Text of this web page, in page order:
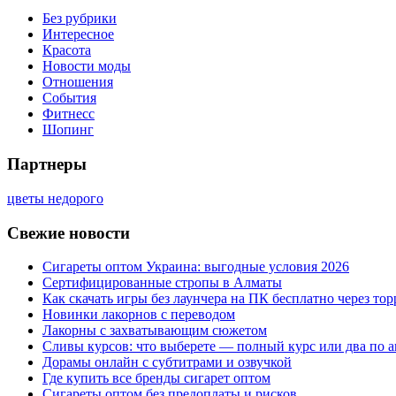
Без рубрики
Интересное
Красота
Новости моды
Отношения
События
Фитнесс
Шопинг
Партнеры
цветы недорого
Свежие новости
Сигареты оптом Украина: выгодные условия 2026
Сертифицированные стропы в Алматы
Как скачать игры без лаунчера на ПК бесплатно через
Новинки лакорнов с переводом
Лакорны с захватывающим сюжетом
Сливы курсов: что выберете — полный курс или два по
Дорамы онлайн с субтитрами и озвучкой
Где купить все бренды сигарет оптом